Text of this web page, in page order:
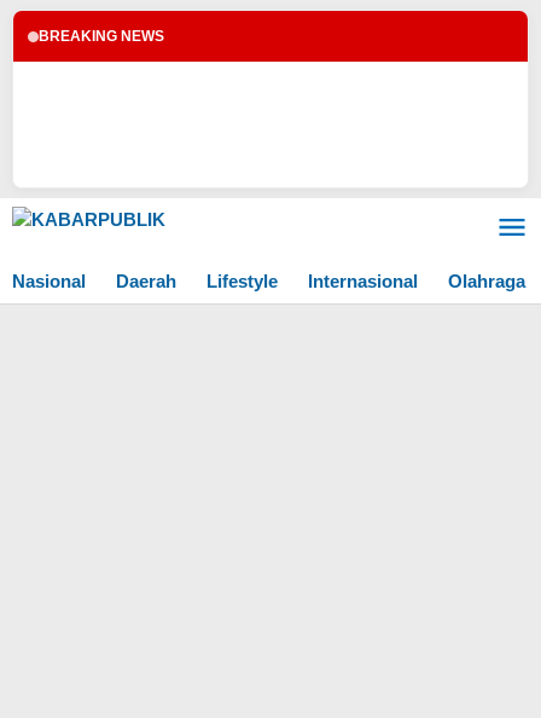
BREAKING NEWS
Lewati
Nasional
Daerah Lifestyle Internasional Olahraga